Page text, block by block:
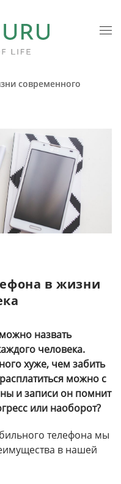
современного
в жизни
назвать
человека.
хуже, чем забить
можно с
и записи он помнит
или наоборот?
телефона мы
в нашей